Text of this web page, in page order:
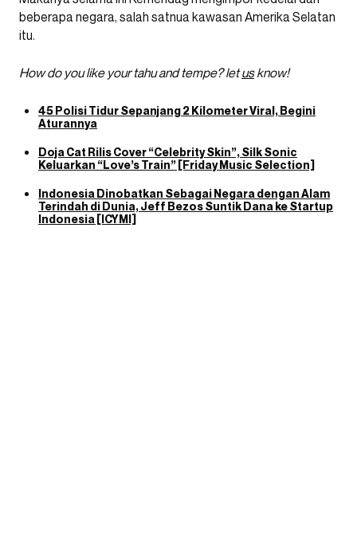
beberapa negara, salah satnua kawasan Amerika Selatan
itu.
How do you like your tahu and tempe? letusknow!
45 Polisi Tidur Sepanjang 2 Kilometer Viral, Begini
Aturannya
Doja Cat Rilis Cover “Celebrity Skin”, Silk Sonic
Keluarkan “Love’s Train” [Friday Music Selection]
Indonesia Dinobatkan Sebagai Negara dengan Alam
Terindah di Dunia, Jeff Bezos Suntik Dana ke Startup
Indonesia [ICYMI]